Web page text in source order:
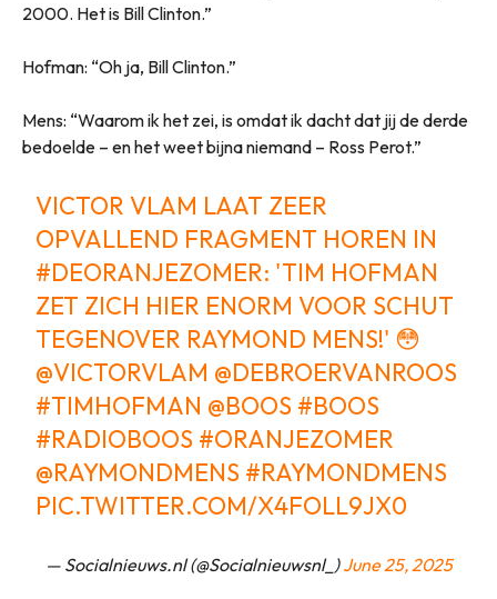
2000. Het is Bill Clinton.”
Hofman: “Oh ja, Bill Clinton.”
Mens: “Waarom ik het zei, is omdat ik dacht dat jij de derde
bedoelde – en het weet bijna niemand – Ross Perot.”
VICTOR VLAM LAAT ZEER
OPVALLEND FRAGMENT HOREN IN
#DEORANJEZOMER: 'TIM HOFMAN
ZET ZICH HIER ENORM VOOR SCHUT
TEGENOVER RAYMOND MENS!' 😳
@VICTORVLAM @DEBROERVANROOS
#TIMHOFMAN @BOOS #BOOS
#RADIOBOOS #ORANJEZOMER
@RAYMONDMENS #RAYMONDMENS
PIC.TWITTER.COM/X4FOLL9JX0
— Socialnieuws.nl (@Socialnieuwsnl_)June 25, 2025